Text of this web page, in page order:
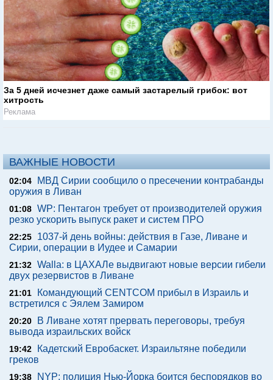
За 5 дней исчезнет даже самый застарелый грибок: вот
хитрость
Реклама
ВАЖНЫЕ НОВОСТИ
02:04
МВД Сирии сообщило о пресечении контрабанды
оружия в Ливан
01:08 WP: Пентагон требует от производителей оружия
резко ускорить выпуск ракет и систем ПРО
22:25
1037-й день войны: действия в Газе, Ливане и
Сирии, операции в Иудее и Самарии
21:32 Walla: в ЦАХАЛе выдвигают новые версии гибели
двух резервистов в Ливане
21:01
Командующий CENTCOM прибыл в Израиль и
встретился с Эялем Замиром
20:20
В Ливане хотят прервать переговоры, требуя
вывода израильских войск
19:42
Кадетский Евробаскет. Израильтяне победили
греков
19:38 NYP: полиция Нью-Йорка боится беспорядков во